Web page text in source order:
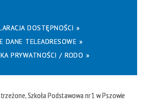
DOSTĘPNOŚCI »
DANE TELEADRESOWE »
PRYWATNOŚCI / RODO »
Szkoła Podstawowa nr 1 w Pszowie